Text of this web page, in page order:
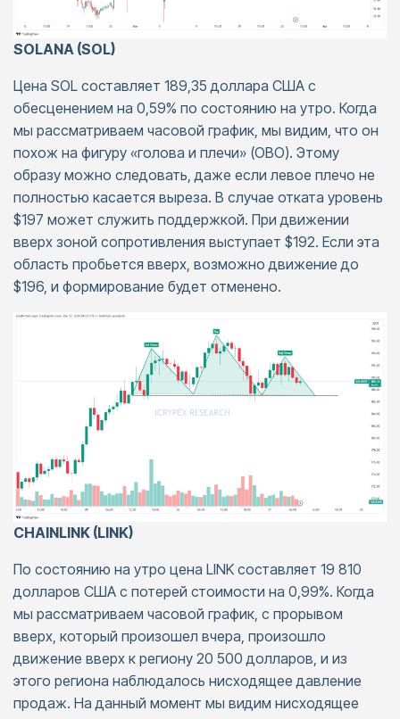
SOLANA (SOL)
Цена SOL составляет 189,35 доллара США с
обесценением на 0,59% по состоянию на утро. Когда
мы рассматриваем часовой график, мы видим, что он
похож на фигуру «голова и плечи» (OBO). Этому
образу можно следовать, даже если левое плечо не
полностью касается выреза. В случае отката уровень
$197 может служить поддержкой. При движении
вверх зоной сопротивления выступает $192. Если эта
область пробьется вверх, возможно движение до
$196, и формирование будет отменено.
CHAINLINK (LINK)
По состоянию на утро цена LINK составляет 19 810
долларов США с потерей стоимости на 0,99%. Когда
мы рассматриваем часовой график, с прорывом
вверх, который произошел вчера, произошло
движение вверх к региону 20 500 долларов, и из
этого региона наблюдалось нисходящее давление
продаж. На данный момент мы видим нисходящее